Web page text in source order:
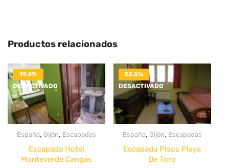
Productos relacionados
19.4%
DESACTIVADO
España, Gijón, Escapadas
Escapada Hotel
Monteverde Cangas
22.5%
DESACTIVADO
España, Gijón, Escapadas
Escapada Pisos Playa
De Toro